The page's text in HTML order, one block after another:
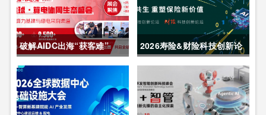
破解AIDC出海“获客难”
CDCE2026数据中心展
以“算电协同”重构全球算力
供应链
2026寿险&财险科技创新论
坛圆满举办